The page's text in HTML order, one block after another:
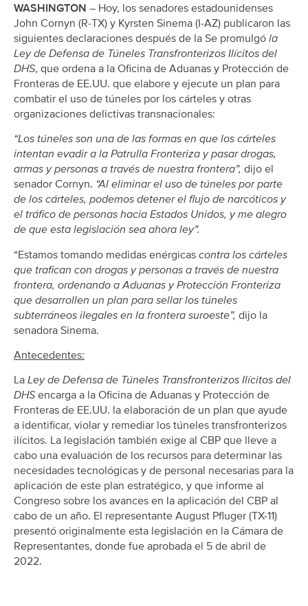
WASHINGTON – Hoy, los senadores estadounidenses
John Cornyn (R-TX) y Kyrsten Sinema (I-AZ) publicaron las
siguientes declaraciones después de la Se promulgó la
Ley de Defensa de Túneles Transfronterizos Ilícitos del
DHS, que ordena a la Oficina de Aduanas y Protección de
Fronteras de EE.UU. que elabore y ejecute un plan para
combatir el uso de túneles por los cárteles y otras
organizaciones delictivas transnacionales:
“Los túneles son una de las formas en que los cárteles
intentan evadir a la Patrulla Fronteriza y pasar drogas,
armas y personas a través de nuestra frontera”, dijo el
senador Cornyn. “Al eliminar el uso de túneles por parte
de los cárteles, podemos detener el flujo de narcóticos y
el tráfico de personas hacia Estados Unidos, y me alegro
de que esta legislación sea ahora ley”.
“Estamos tomando medidas enérgicas contra los cárteles
que trafican con drogas y personas a través de nuestra
frontera, ordenando a Aduanas y Protección Fronteriza
que desarrollen un plan para sellar los túneles
subterráneos ilegales en la frontera suroeste”, dijo la
senadora Sinema.
Antecedentes:
La Ley de Defensa de Túneles Transfronterizos Ilícitos del
DHSencarga a la Oficina de Aduanas y Protección de
Fronteras de EE.UU. la elaboración de un plan que ayude
a identificar, violar y remediar los túneles transfronterizos
ilícitos. La legislación también exige al CBP que lleve a
cabo una evaluación de los recursos para determinar las
necesidades tecnológicas y de personal necesarias para la
aplicación de este plan estratégico, y que informe al
Congreso sobre los avances en la aplicación del CBP al
cabo de un año. El representante August Pfluger (TX-11)
presentó originalmente esta legislación en la Cámara de
Representantes, donde fue aprobada el 5 de abril de
2022.